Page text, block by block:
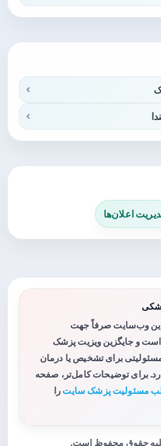
اعلان‌ها
این وب‌سایت صرفاً جهت
و جایگزین ویزیت پزشک
برای تشخیص یا درمان
برای توضیحات کامل‌تر، صفحه
مسئولیت پزشک سایت را